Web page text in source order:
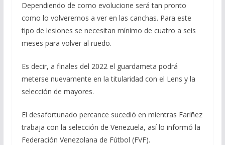
Dependiendo de como evolucione será tan pronto
como lo volveremos a ver en las canchas. Para este
tipo de lesiones se necesitan mínimo de cuatro a seis
meses para volver al ruedo.
Es decir, a finales del 2022 el guardameta podrá
meterse nuevamente en la titularidad con el Lens y la
selección de mayores.
El desafortunado percance sucedió en mientras Fariñez
trabaja con la selección de Venezuela, así lo informó la
Federación Venezolana de Fútbol (FVF).